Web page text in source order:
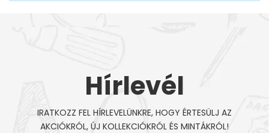
Hírlevél
IRATKOZZ FEL HÍRLEVELÜNKRE, HOGY ÉRTESÜLJ AZ
AKCIÓKRÓL, ÚJ KOLLEKCIÓKRÓL ÉS MINTÁKRÓL!